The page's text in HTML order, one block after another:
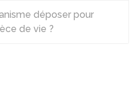
déposer pour
de vie ?